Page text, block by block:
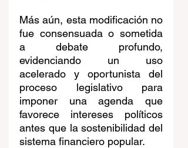
Más aún, esta modificación no
fue consensuada o sometida
a debate profundo,
evidenciando un uso
acelerado y oportunista del
proceso legislativo para
imponer una agenda que
favorece intereses políticos
antes que la sostenibilidad del
sistema financiero popular.